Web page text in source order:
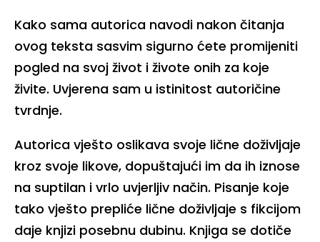
Kako sama autorica navodi nakon čitanja
ovog teksta sasvim sigurno ćete promijeniti
pogled na svoj život i živote onih za koje
živite. Uvjerena sam u istinitost autoričine
tvrdnje.
Autorica vješto oslikava svoje lične doživljaje
kroz svoje likove, dopuštajući im da ih iznose
na suptilan i vrlo uvjerljiv način. Pisanje koje
tako vješto prepliće lične doživljaje s fikcijom
daje knjizi posebnu dubinu. Knjiga se dotiče